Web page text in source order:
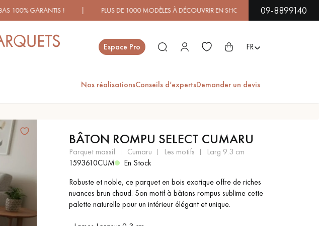
| PLUS DE 1000 MODÈLES À DÉCOUVRIR EN SHOWROOM | DISPONIBILITÉ
09-8899140
Espace Pro FR
Nos réalisationsConseils d’expertsDemander un devis
COURANTES
PARQUETS À MOTIFS
TRADITIONNELS
PARQUET EN BOIS
EXOTIQUE
PARQUET VERNIS
PARQUET EN CHÊNE
FUMÉ
PARQUET LAMES
LARGES XXL
PARQUET EN CHÊNE
BÂTON ROMPU SELECT CUMARU
parquet massif cumaru les motifs
larg 9.3 cm
1593610CUM
En Stock
Robuste et noble, ce parquet en bois exotique offre de riches
nuances brun chaud. Son motif à bâtons rompus sublime cette
palette naturelle pour un intérieur élégant et unique.